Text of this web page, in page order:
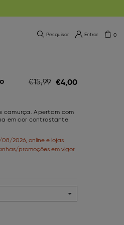
Pesquisar Entrar 0
€15,99 €4,00
camurça. Apertam com
em cor contrastante
2026, online e lojas
promoções em vigor.